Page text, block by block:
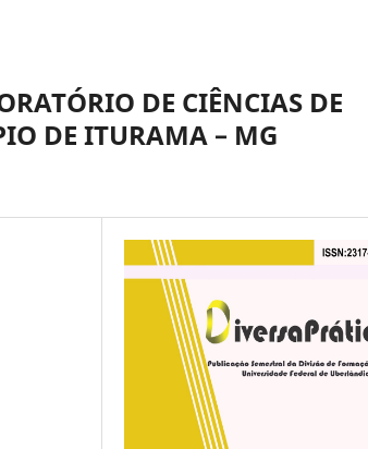
DE CIÊNCIAS DE
DE ITURAMA – MG